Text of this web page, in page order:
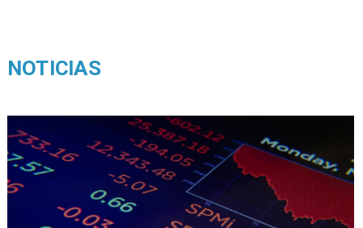
NOTICIAS